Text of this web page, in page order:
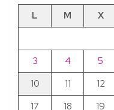
L
M X
3
4 5
10
11 12
17
18 19